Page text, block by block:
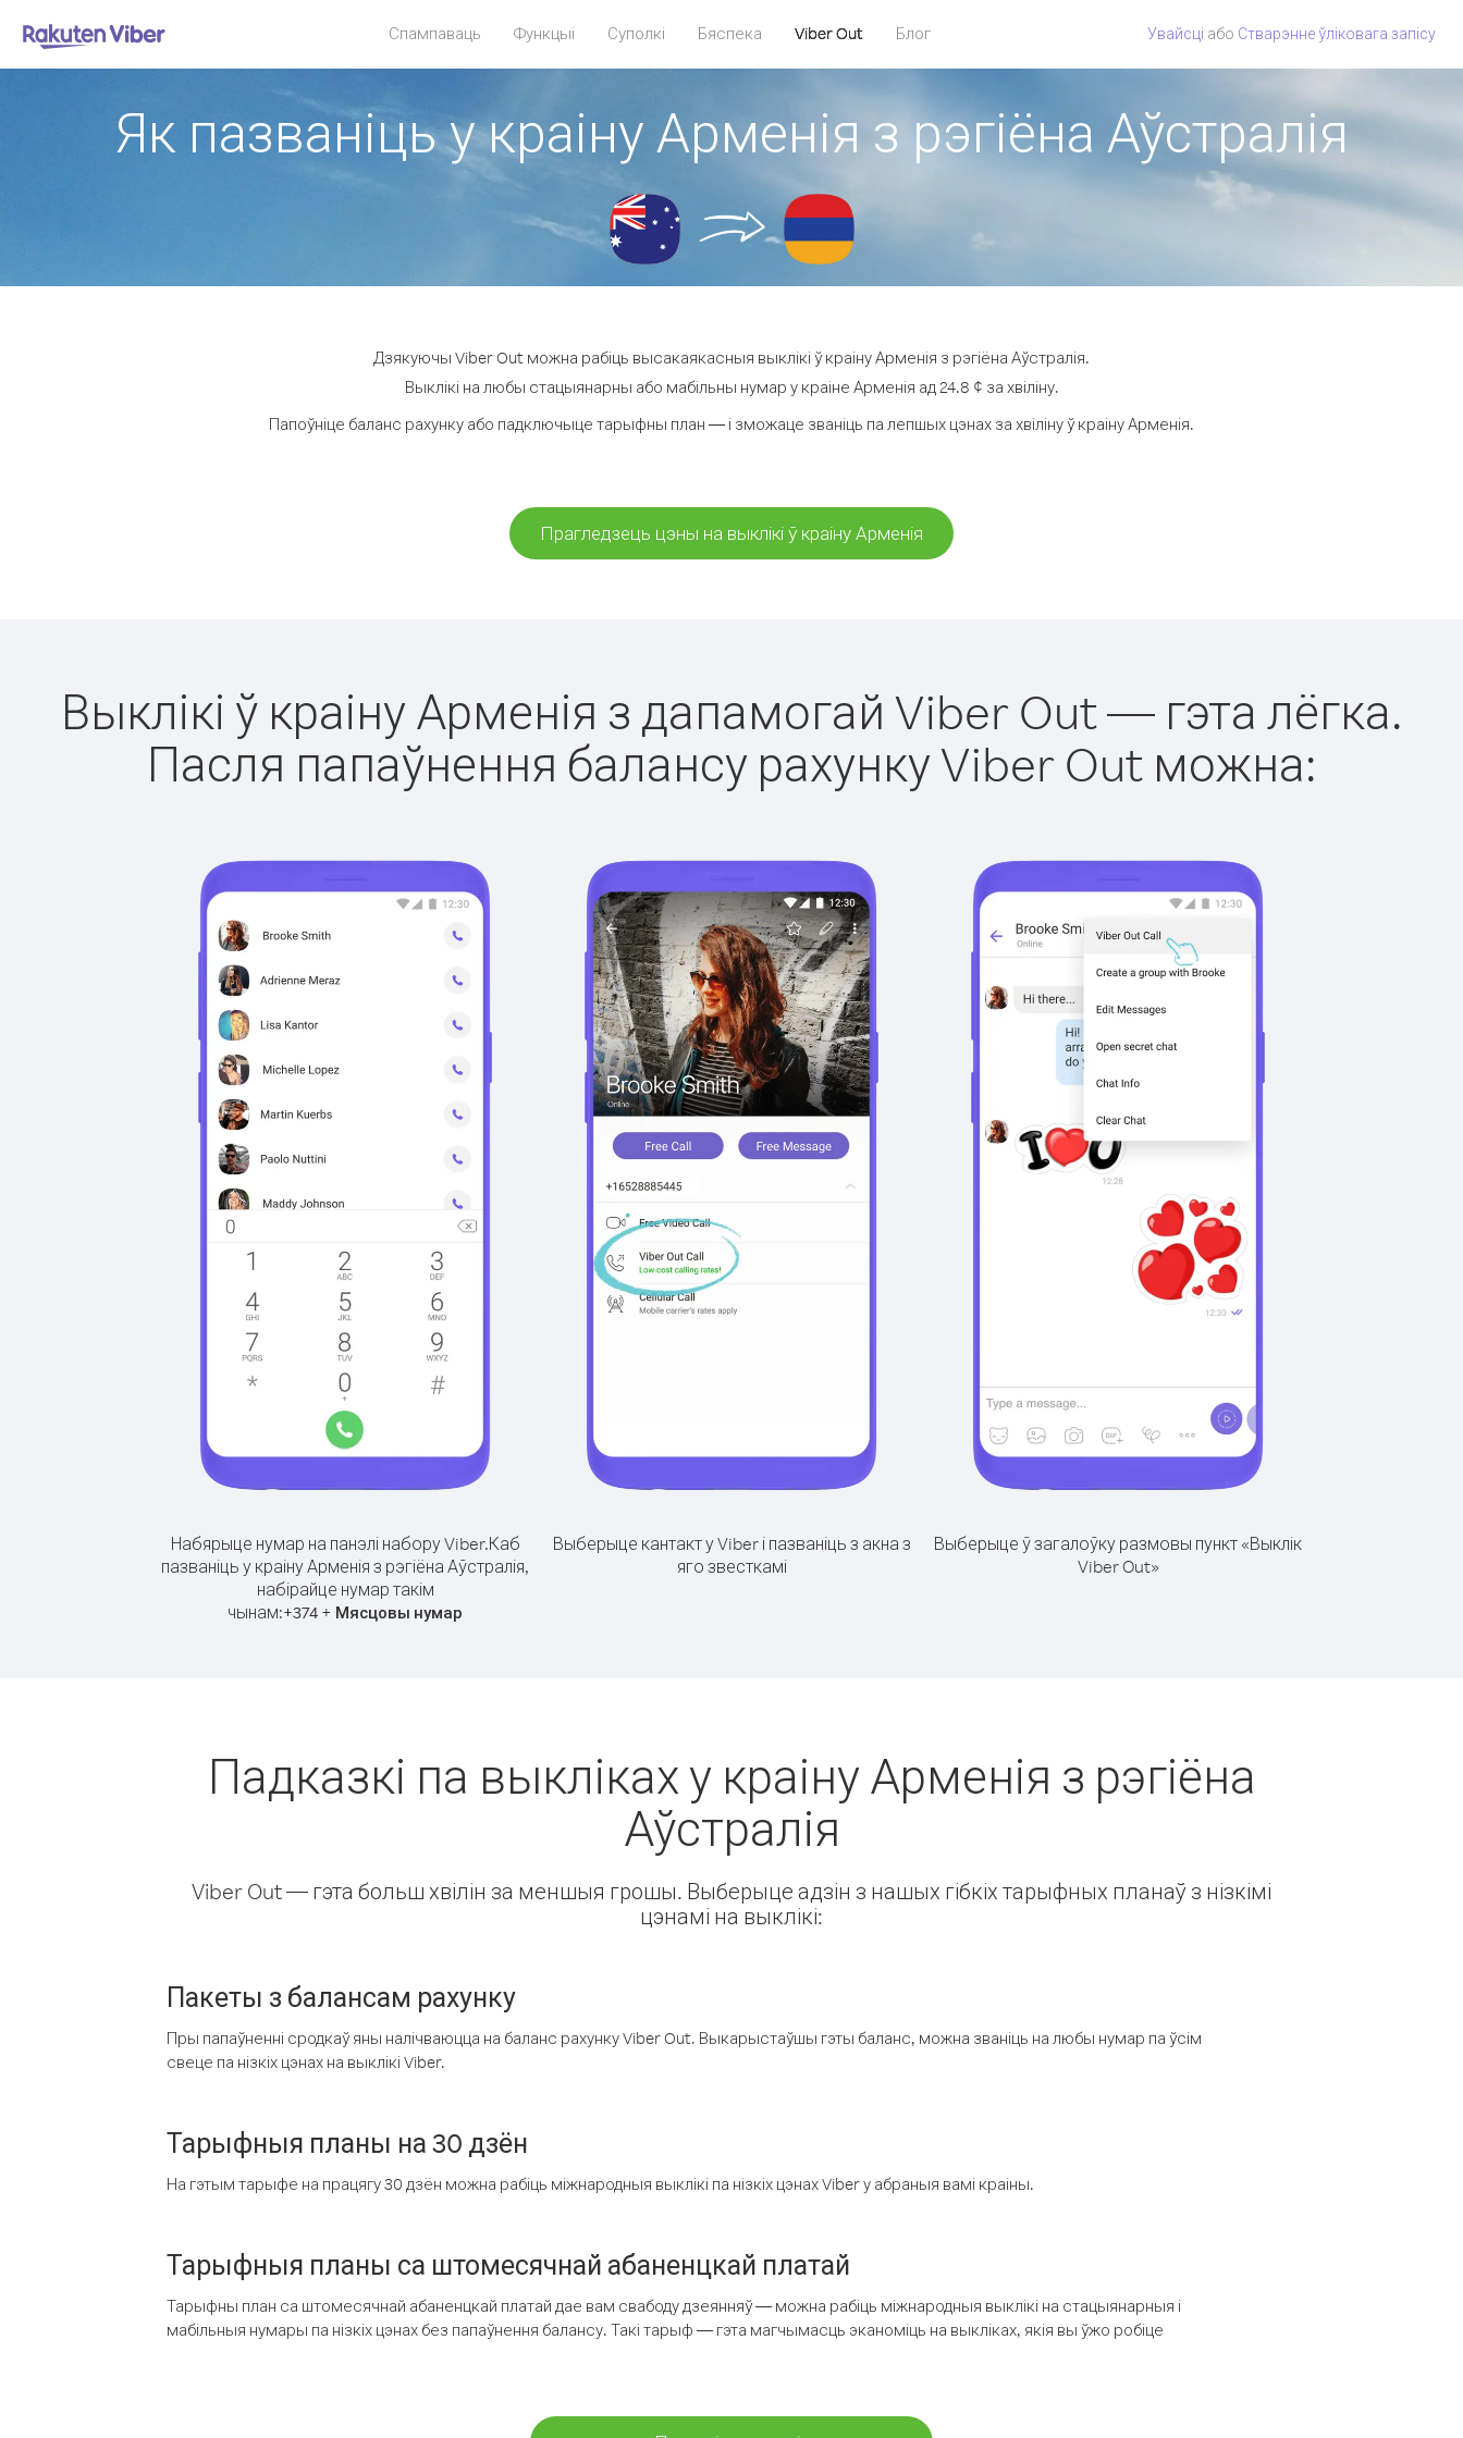
Спампаваць Функцыі Суполкі Бяспека Viber Out Блог Увайсці або Стварэнне ўліковага запісу
Як пазваніць у краіну Арменія з рэгіёна Аўстралія
Дзякуючы Viber Out можна рабіць высакаякасныя выклікі ў краіну Арменія з рэгіёна Аўстралія.
Выклікі на любы стацыянарны або мабільны нумар у краіне Арменія ад 24.8 ¢ за хвіліну.
Папоўніце баланс рахунку або падключыце тарыфны план — і зможаце званіць па лепшых цэнах за хвіліну ў краіну Арменія.
Прагледзець цэны на выклікі ў краіну Арменія
Выклікі ў краіну Арменія з дапамогай Viber Out — гэта лёгка.
Пасля папаўнення балансу рахунку Viber Out можна:
Набярыце нумар на панэлі набору Viber.Каб
пазваніць у краіну Арменія з рэгіёна Аўстралія,
набірайце нумар такім
чынам:+374 + Мясцовы нумар
Выберыце кантакт у Viber і пазваніць з акна з
яго звесткамі
Выберыце ў загалоўку размовы пункт «Выклік
Viber Out»
Падказкі па выкліках у краіну Арменія з рэгіёна
Аўстралія
Viber Out — гэта больш хвілін за меншыя грошы. Выберыце адзін з нашых гібкіх тарыфных планаў з нізкімі
цэнамі на выклікі:
Пакеты з балансам рахунку
Пры папаўненні сродкаў яны налічваюцца на баланс рахунку Viber Out. Выкарыстаўшы гэты баланс, можна званіць на любы нумар па ўсім
свеце па нізкіх цэнах на выклікі Viber.
Тарыфныя планы на 30 дзён
На гэтым тарыфе на працягу 30 дзён можна рабіць міжнародныя выклікі па нізкіх цэнах Viber у абраныя вамі краіны.
Тарыфныя планы са штомесячнай абаненцкай платай
Тарыфны план са штомесячнай абаненцкай платай дае вам свабоду дзеянняў — можна рабіць міжнародныя выклікі на стацыянарныя і
мабільныя нумары па нізкіх цэнах без папаўнення балансу. Такі тарыф — гэта магчымасць эканоміць на выкліках, якія вы ўжо робіце